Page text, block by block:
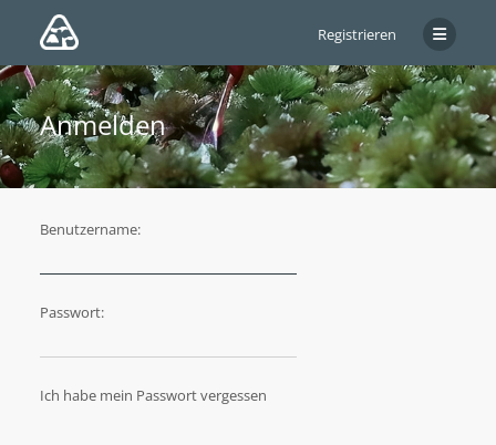
Registrieren
Anmelden
Benutzername:
Passwort:
Ich habe mein Passwort vergessen